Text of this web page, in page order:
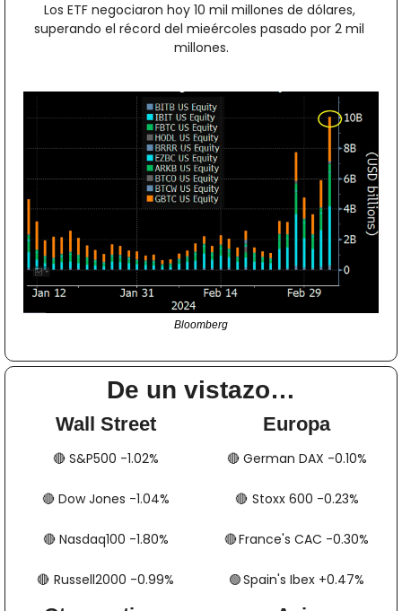
Los ETF negociaron hoy 10 mil millones de dólares,
superando el récord del mieércoles pasado por 2 mil
millones.
Bloomberg
De un vistazo…
Wall Street
🔴​​​​ S&P500 -1.02%
🔴​​​​ Dow Jones -1.04%
🔴​​​​ Nasdaq100 -1.80%
🔴 ​​​  Russell2000 -0.99%
Europa
🔴​​​​​​ German DAX -0.10%
🔴​​​​​​​​  Stoxx 600 -0.23%
🔴​​​​  France's CAC -0.30%
🟢​​​​​​​​  Spain's Ibex +0.47%